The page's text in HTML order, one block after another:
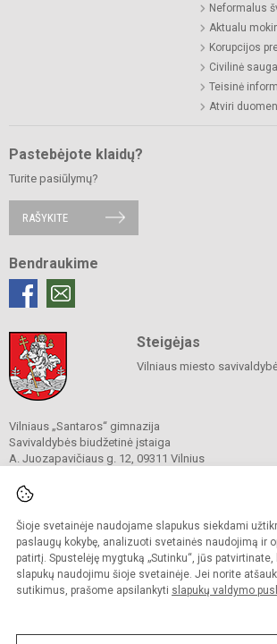
Šioje svetainėje naudojame slapukus siekdami
paslaugų kokybę, analizuoti svetainės naudojimą ir
patirtį. Spustelėję mygtuką „Sutinku“, jūs
slapukų naudojimu šioje svetainėje. Jei norite
sutikimus, prašome apsilankyti slapukų valdymo
Neformalus
Aktualu
Korupcijos
Civilinė sauga
Teisinė
Atviri
Pastebėjote klaidų?
Turite pasiūlymų?
RAŠYKITE
Bendraukime
Steigėjas
Vilniaus miesto
Vilniaus „Santaros“ gimnazija
Savivaldybės biudžetinė įstaiga
A. Juozapavičiaus g. 12, 09311 Vilnius
El. p.
Duomenys kaupiami ir saugomi
Juridinių asmenų registre
Įmonės kodas 304089960
Kopijuoti turinį be raštiško gimnazijos sutikimo